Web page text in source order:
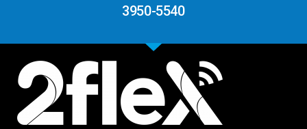
3950-5540